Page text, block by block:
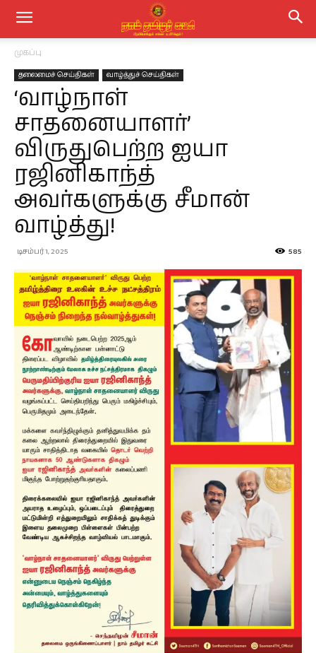
முகப்பு
தலைமைச் செய்திகள் வாழ்த்துச் செய்திகள்
‘வாழ்நாள்
சாதனையாளர்’
விருதுபெற்ற ஐயா
ரஜினிகாந்த்
அவர்களுக்கு சீமான்
வாழ்த்து!
டிசம்பர் 1, 2025 585